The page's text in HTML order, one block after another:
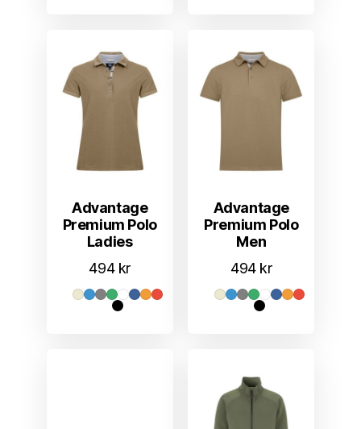
Advantage
Premium Polo
Ladies
494 kr
Advantage
Premium Polo
Men
494 kr